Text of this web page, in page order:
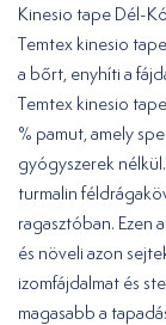
Kinesio tape Dél-
Temtex kinesio
a bőrt, enyhíti a
Temtex kinesio
% pamut, amely
gyógyszerek
turmalin
ragasztóban. Ezen
és növeli azon
izomfájdalmat és
magasabb a